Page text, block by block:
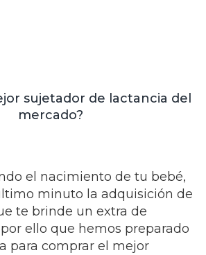
sujetador de lactancia del
mercado?
el nacimiento de tu bebé,
minuto la adquisición de
te brinde un extra de
ello que hemos preparado
para comprar el mejor